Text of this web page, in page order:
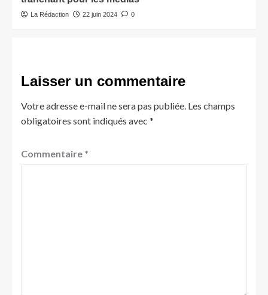
La Rédaction 22 juin 2024 0
Laisser un commentaire
Votre adresse e-mail ne sera pas publiée. Les champs
obligatoires sont indiqués avec *
Commentaire *